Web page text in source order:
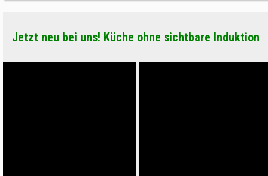
Jetzt neu bei uns! Küche ohne sichtbare Induktion